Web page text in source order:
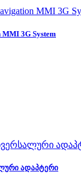
3G System
ადაპტერი